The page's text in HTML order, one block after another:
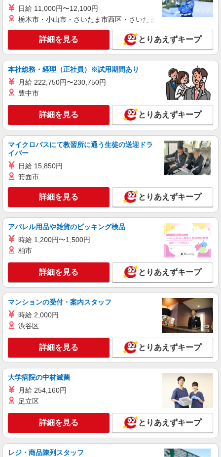
キープ 詳細を見る
畑町ケアセンターそよ風：RO31245
厨房管理者
【月給】230,000円〜250,000円 ▼下記別途支
給 通勤手当 年末年始手当：380円/時 昇給年1回
（4月） ※業績による 特別報酬：平均25万円（最
高額95.8万円） ※2025年6月支給実績
千葉県千葉市花見川区畑町1334-1
キープ 詳細を見る
日給 11,000円〜12,100円
栃木市・小山市・さいたま市西区・さいたま市岩槻区・久喜市・
詳細を見る とりあえずキープ
本社総務・経理（正社員）※試用期間あり
月給 222,750円〜230,750円
豊中市
詳細を見る とりあえずキープ
マイクロバスにて教習所に通う生徒の送迎ドラ
イバー
日給 15,850円
箕面市
詳細を見る とりあえずキープ
アパレル用品や雑貨のピッキング検品
時給 1,200円〜1,500円
柏市
詳細を見る とりあえずキープ
マンションの受付・案内スタッフ
時給 2,000円
渋谷区
詳細を見る とりあえずキープ
大学病院の中材滅菌
月給 254,160円
足立区
詳細を見る とりあえずキープ
レジ・商品陳列スタッフ